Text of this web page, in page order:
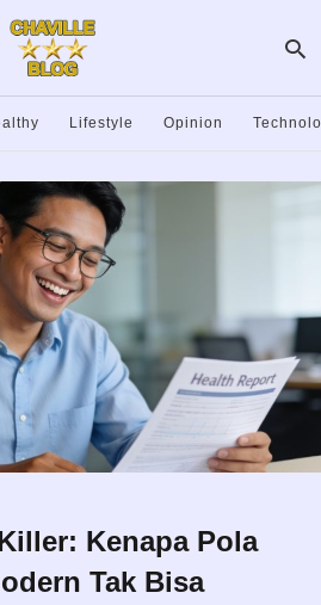
Lifestyle Opinion
Kenapa Pola
Tak Bisa